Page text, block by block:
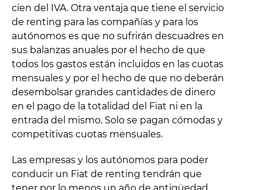
cien del IVA. Otra ventaja que tiene el servicio
de renting para las compañías y para los
autónomos es que no sufrirán descuadres en
sus balanzas anuales por el hecho de que
todos los gastos están incluidos en las cuotas
mensuales y por el hecho de que no deberán
desembolsar grandes cantidades de dinero
en el pago de la totalidad del Fiat ni en la
entrada del mismo. Solo se pagan cómodas y
competitivas cuotas mensuales.
Las empresas y los autónomos para poder
conducir un Fiat de renting tendrán que